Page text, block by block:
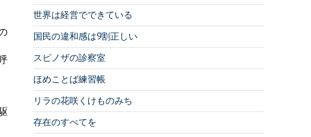
世界は経営でできている
国民の違和感は9割正しい
スピノザの診察室
ほめことば練習帳
リラの花咲くけものみち
存在のすべてを